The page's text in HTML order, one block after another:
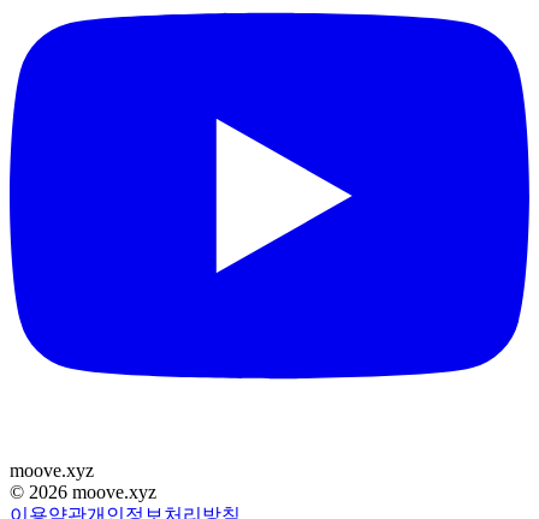
moove.xyz
© 2026 moove.xyz
이용약관개인정보처리방침